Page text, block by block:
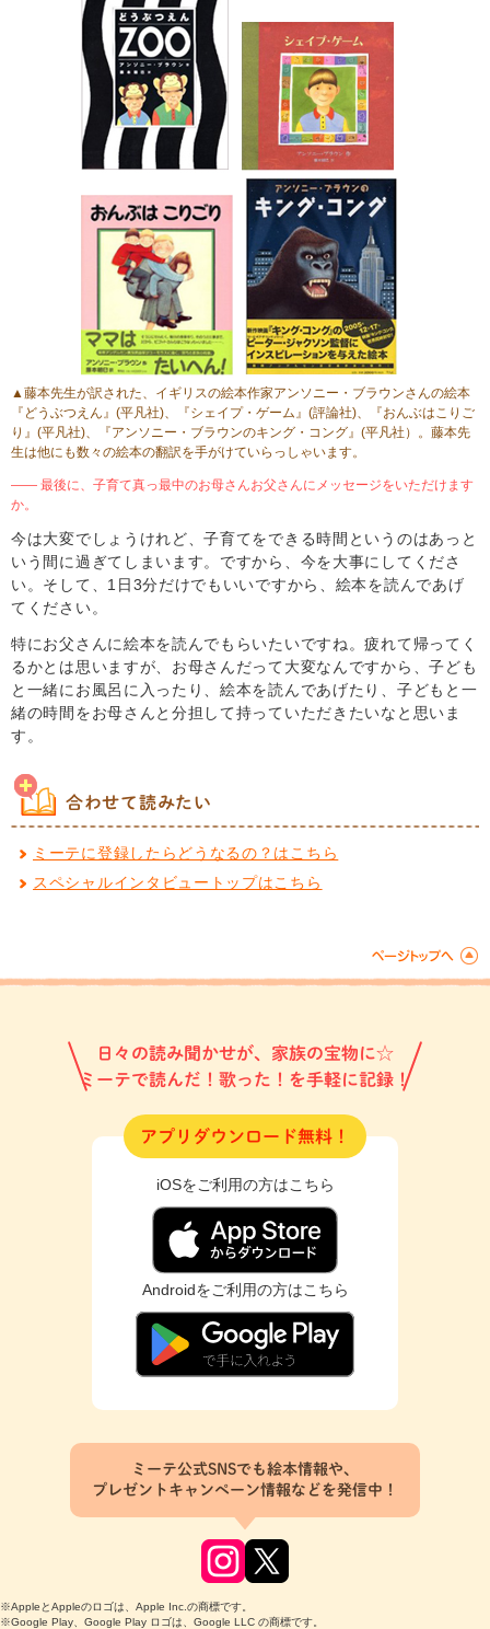
▲藤本先生が訳された、イギリスの絵本作家アンソニー・ブラウンさんの絵本
『どうぶつえん』 (平凡社)、 『シェイプ・ゲーム』 (評論社)、
『おんぶはこりご
り』 (平凡社)、 『アンソニー・ブラウンのキング・コング』 (平凡社）。藤本先
生は他にも数々の絵本の翻訳を手がけていらっしゃいます。
―― 最後に、子育て真っ最中のお母さんお父さんにメッセージをいただけます
か。
今は大変でしょうけれど、子育てをできる時間というのはあっと
いう間に過ぎてしまいます。ですから、今を大事にしてくださ
い。そして、1日3分だけでもいいですから、絵本を読んであげ
てください。
特にお父さんに絵本を読んでもらいたいですね。疲れて帰ってく
るかとは思いますが、お母さんだって大変なんですから、子ども
と一緒にお風呂に入ったり、絵本を読んであげたり、子どもと一
緒の時間をお母さんと分担して持っていただきたいなと思いま
す。
合わせて読みたい
ミーテに登録したらどうなるの？はこちら
スペシャルインタビュートップはこちら
日々の読み聞かせが、家族の宝物に☆
ミーテで読んだ！歌った！を手軽に記録！
アプリダウンロード無料！
iOSをご利用の方はこちら
Androidをご利用の方はこちら
ミーテ公式SNSでも絵本情報や、
プレゼントキャンペーン情報などを発信中！
※AppleとAppleのロゴは、Apple Inc.の商標です。
※Google Play、Google Play ロゴは、Google LLC の商標です。